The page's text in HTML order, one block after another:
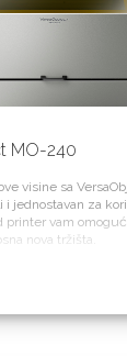
MO-240
visine sa
i jednostavan za
printer vam
nova tržišta.